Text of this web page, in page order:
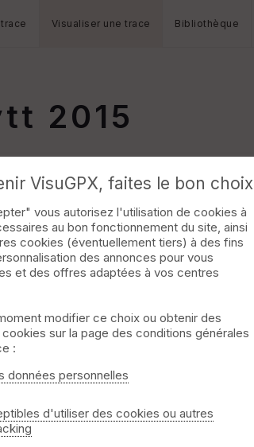
Visualiser une trace Bibliothèque
2015
VisuGPX, faites le bon choix
vous autorisez l'utilisation de cookies à
au bon fonctionnement du site, ainsi
cookies (éventuellement tiers) à des fins
des annonces pour vous
et des offres adaptées à vos centres
modifier ce choix ou obtenir des
sur la page des conditions générales
:
données personnelles
d'utiliser des cookies ou autres